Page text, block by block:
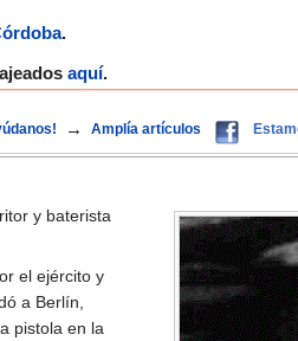
.
aquí.
→ Amplía artículos
y baterista
el ejército y
a Berlín,
pistola en la